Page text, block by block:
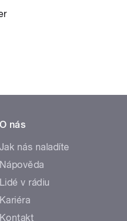
O nás
Jak nás naladíte
Nápověda
Lidé v rádiu
Kariéra
Kontakt